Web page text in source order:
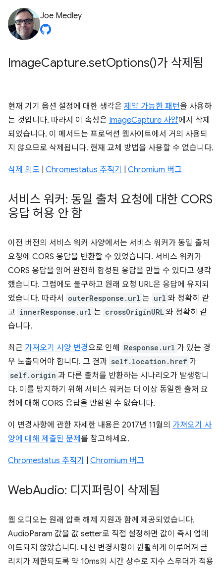
Joe Medley
ImageCapture.setOptions()가 삭제됨
현재 기기 옵션 설정에 대한 생각은 제약 가능한 패턴을 사용하
는 것입니다. 따라서 이 속성은 ImageCapture 사양에서 삭제
되었습니다. 이 메서드는 프로덕션 웹사이트에서 거의 사용되
지 않으므로 삭제됩니다. 현재 교체 방법을 사용할 수 없습니다.
삭제 의도 Chromestatus 추적기 Chromium 버그
서비스 워커: 동일 출처 요청에 대한 CORS
응답 허용 안 함
이전 버전의 서비스 워커 사양에서는 서비스 워커가 동일 출처
요청에 CORS 응답을 반환할 수 있었습니다. 서비스 워커가
CORS 응답을 읽어 완전히 합성된 응답을 만들 수 있다고 생각
했습니다. 그럼에도 불구하고 원래 요청 URL은 응답에 유지되
었습니다. 따라서
outerResponse.url 는 url 와 정확히 같
고 innerResponse.url 는 crossOriginURL 와 정확히 같
습니다.
최근 가져오기 사양 변경으로 인해 Response.url 가 있는 경
우 노출되어야 합니다. 그 결과 self.location.href 가
self.origin 과 다른 출처를 반환하는 시나리오가 발생합니
다. 이를 방지하기 위해 서비스 워커는 더 이상 동일한 출처 요
청에 대해 CORS 응답을 반환할 수 없습니다.
이 변경사항에 관한 자세한 내용은 2017년 11월의 가져오기 사
양에 대해 제출된 문제 를 참고하세요.
Chromestatus 추적기 Chromium 버그
WebAudio: 디지퍼링이 삭제됨
웹 오디오는 원래 압축 해제 지원과 함께 제공되었습니다.
AudioParam 값을 값 setter로 직접 설정하면 값이 즉시 업데
이트되지 않았습니다. 대신 변경사항이 원활하게 이루어져 글
리치가 제한되도록 약 10ms의 시간 상수로 지수 스무더가 적용